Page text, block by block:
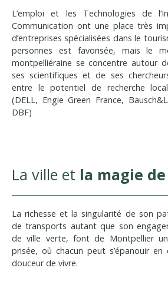
L’emploi et les Technologies de
Communication ont une place très
d’entreprises spécialisées dans le
personnes est favorisée, mais le
montpelliéraine se concentre autour
ses scientifiques et de ses
entre le potentiel de recherche
(DELL, Engie Green France,
DBF)
La ville et la magie
La richesse et la singularité de son
de transports autant que son
de ville verte, font de Montpellier
prisée, où chacun peut s’épanouir
douceur de vivre.